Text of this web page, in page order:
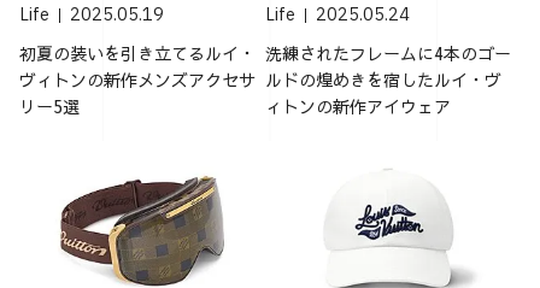
Life 2025.05.19
初夏の装いを引き立てるルイ・
ヴィトンの新作メンズアクセサ
リー5選
Life 2025.05.24
洗練されたフレームに4本のゴー
ルドの煌めきを宿したルイ・ヴ
ィトンの新作アイウェア